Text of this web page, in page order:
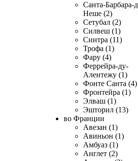
Санта-Барбара-
Неше (2)
Сетубал (2)
Силвеш (1)
Синтра (11)
Трофа (1)
Фару (4)
Феррейра-ду-
Алентежу (1)
Фонте Санта (4)
Фронтейра (1)
Элваш (1)
Эшторил (13)
во Франции
Авезан (1)
Авиньон (1)
Амбуаз (1)
Англет (2)